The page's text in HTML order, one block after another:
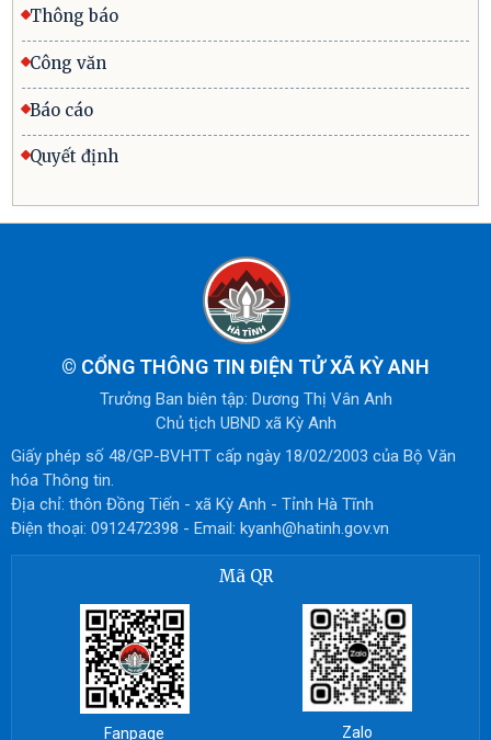
Thông báo
Công văn
Báo cáo
Quyết định
© CỔNG THÔNG TIN ĐIỆN TỬ XÃ KỲ ANH
Trưởng Ban biên tập: Dương Thị Vân Anh
Chủ tịch UBND xã Kỳ Anh
Giấy phép số 48/GP-BVHTT cấp ngày 18/02/2003 của Bộ Văn
hóa Thông tin.
Địa chỉ: thôn Đồng Tiến - xã Kỳ Anh - Tỉnh Hà Tĩnh
Điện thoại: 0912472398 - Email: kyanh@hatinh.gov.vn
Mã QR
Fanpage Zalo